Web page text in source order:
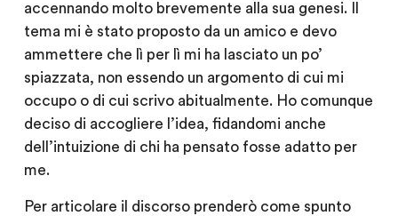
accennando molto brevemente alla sua genesi. Il
tema mi è stato proposto da un amico e devo
ammettere che lì per lì mi ha lasciato un po’
spiazzata, non essendo un argomento di cui mi
occupo o di cui scrivo abitualmente. Ho comunque
deciso di accogliere l’idea, fidandomi anche
dell’intuizione di chi ha pensato fosse adatto per
me.
Per articolare il discorso prenderò come spunto